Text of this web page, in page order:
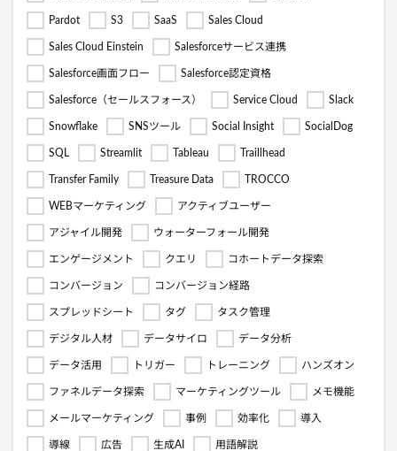
Pardot S3 SaaS Sales Cloud
Sales Cloud Einstein Salesforceサービス連携
Salesforce画面フロー Salesforce認定資格
Salesforce（セールスフォース） Service Cloud Slack
Snowflake SNSツール Social Insight SocialDog
SQL Streamlit Tableau Traillhead
Transfer Family Treasure Data TROCCO
WEBマーケティング アクティブユーザー
アジャイル開発 ウォーターフォール開発
エンゲージメント クエリ コホートデータ探索
コンバージョン コンバージョン経路
スプレッドシート タグ タスク管理
デジタル人材 データサイロ データ分析
データ活用 トリガー トレーニング ハンズオン
ファネルデータ探索 マーケティングツール メモ機能
メールマーケティング 事例 効率化 導入
導線 広告 生成AI 用語解説